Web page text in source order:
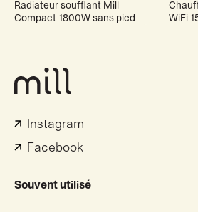
Radiateur soufflant Mill
Compact 1800W sans pied
WiFi
Instagram
Facebook
Souvent utilisé